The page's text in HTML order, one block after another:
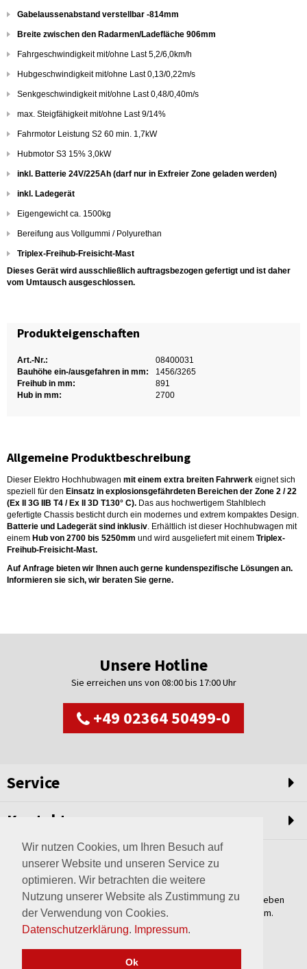
Wir nutzen Cookies, um Ihren Besuch auf
unserer Website und unseren Service zu
optimieren. Wir betrachten die weitere
Nutzung unserer Website als Zustimmung zu
der Verwendung von Cookies.
Datenschutzerklärung. Impressum.
Ok
Gabelaussenabstand verstellbar -814mm
Breite zwischen den Radarmen/Ladefläche 906mm
Fahrgeschwindigkeit mit/ohne Last 5,2/6,0km/h
Hubgeschwindigkeit mit/ohne Last 0,13/0,22m/s
Senkgeschwindigkeit mit/ohne Last 0,48/0,40m/s
max. Steigfähigkeit mit/ohne Last 9/14%
Fahrmotor Leistung S2 60 min. 1,7kW
Hubmotor S3 15% 3,0kW
inkl. Batterie 24V/225Ah (darf nur in Exfreier Zone geladen werden)
inkl. Ladegerät
Eigengewicht ca. 1500kg
Bereifung aus Vollgummi / Polyurethan
Triplex-Freihub-Freisicht-Mast
Dieses Gerät wird ausschließlich auftragsbezogen gefertigt und ist daher
vom Umtausch ausgeschlossen.
Produkteigenschaften
Art.-Nr.:
08400031
Bauhöhe ein-/ausgefahren in mm:
1456/3265
Freihub in mm:
891
Hub in mm:
2700
Allgemeine Produktbeschreibung
Dieser Elektro Hochhubwagen mit einem extra breiten Fahrwerk eignet sich
speziell für den Einsatz in explosionsgefährdeten Bereichen der Zone 2 / 22
(Ex II 3G IIB T4 / Ex II 3D T130° C). Das aus hochwertigem Stahlblech
gefertigte Chassis besticht durch ein modernes und extrem kompaktes Design.
Batterie und Ladegerät sind inklusiv. Erhältlich ist dieser Hochhubwagen mit
einem Hub von 2700 bis 5250mm und wird ausgeliefert mit einem Triplex-
Freihub-Freisicht-Mast.
Auf Anfrage bieten wir Ihnen auch gerne kundenspezifische Lösungen an.
Informieren sie sich, wir beraten Sie gerne.
Unsere Hotline
Sie erreichen uns von 08:00 bis 17:00 Uhr
+49 02364 50499-0
Service
Kontakt
Weltweit setzen wir unsere Erfahrungswerte und unser Streben
nach innovativen Lösungen in unvergleichliche Anlagen um.
Erfahren Sie mehr über uns.